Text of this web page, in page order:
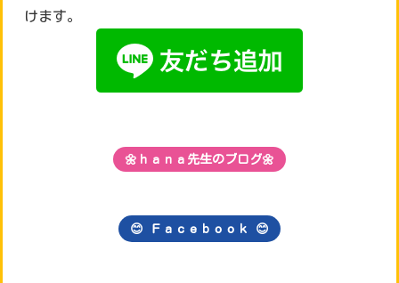
けます。
🌼ｈａｎａ先生のブログ🌼
😊 Ｆａｃｅｂｏｏｋ 😊